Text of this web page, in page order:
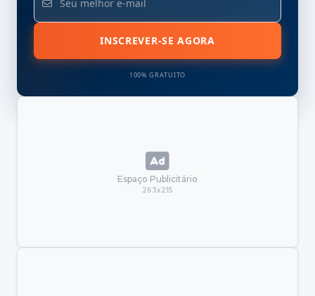
INSCREVER-SE AGORA
100% GRATUITO
Espaço Publicitário
263x215